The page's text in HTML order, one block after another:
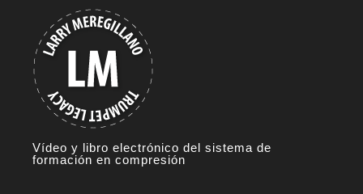
content
Vídeo y libro electrónico del sistema de
formación en compresión